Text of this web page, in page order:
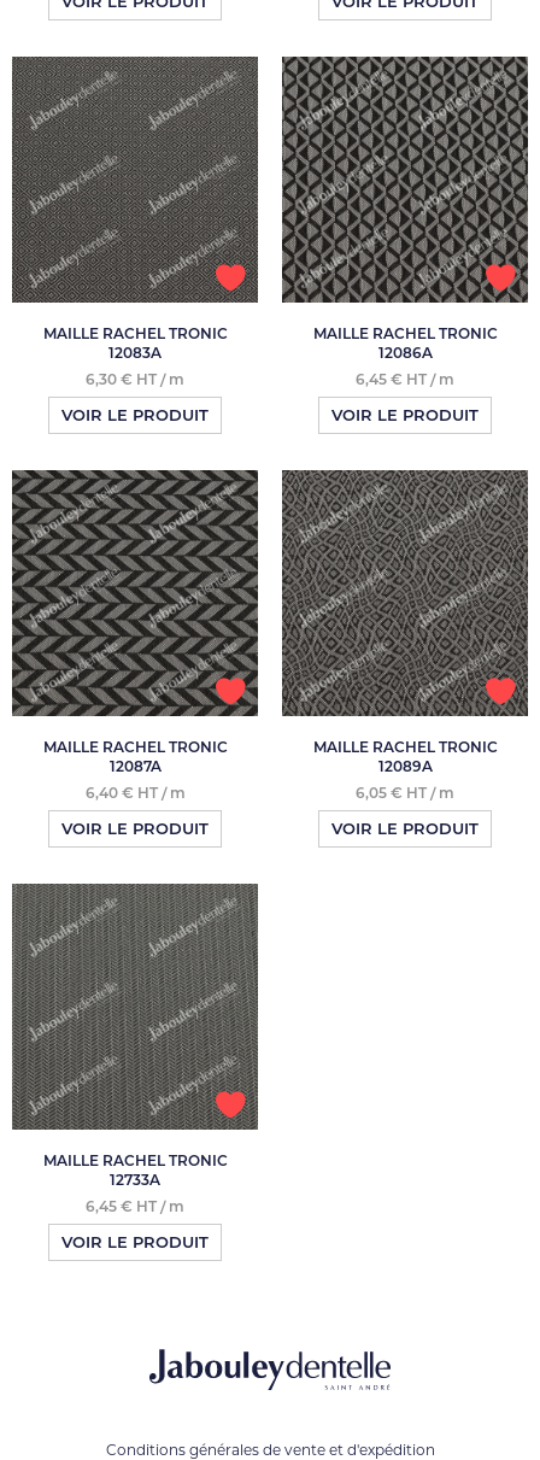
MAILLE RACHEL TRONIC
12083A
6,30 € HT / m
VOIR LE PRODUIT
MAILLE RACHEL TRONIC
12086A
6,45 € HT / m
VOIR LE PRODUIT
MAILLE RACHEL TRONIC
12087A
6,40 € HT / m
VOIR LE PRODUIT
MAILLE RACHEL TRONIC
12089A
6,05 € HT / m
VOIR LE PRODUIT
MAILLE RACHEL TRONIC
12733A
6,45 € HT / m
VOIR LE PRODUIT
Conditions générales de vente et d'expédition